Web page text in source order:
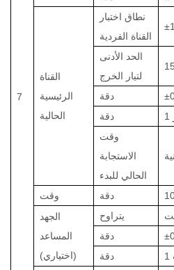
7
القناة
الرئيسية
الحالية
نطاق اختبار
القناة الفردية
±
الحد الأدنى
لتيار الخرج
دقة
دقة
وقت
الاستجابة
الحالي للبدء
وقت دقة
الجهد
المساعد
(اختياري)
يتراوح
دقة
±
دقة